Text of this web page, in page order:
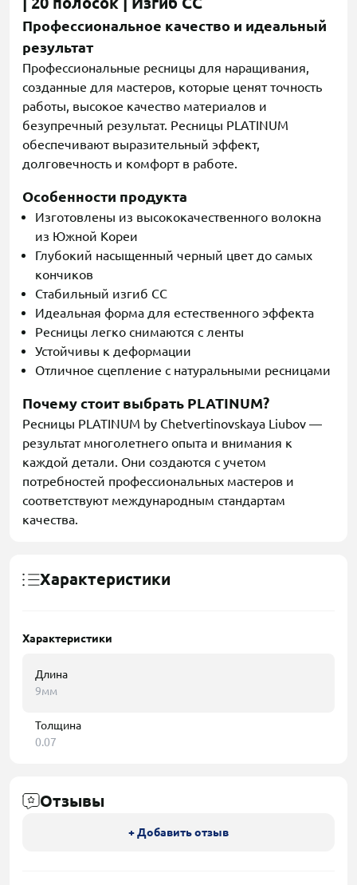
Профессиональное качество и идеальный
результат
Профессиональные ресницы для наращивания,
созданные для мастеров, которые ценят точность
работы, высокое качество материалов и
безупречный результат. Ресницы PLATINUM
обеспечивают выразительный эффект,
долговечность и комфорт в работе.
Особенности продукта
Изготовлены из высококачественного волокна
из Южной Кореи
Глубокий насыщенный черный цвет до самых
кончиков
Стабильный изгиб CC
Идеальная форма для естественного эффекта
Ресницы легко снимаются с ленты
Устойчивы к деформации
Отличное сцепление с натуральными ресницами
Почему стоит выбрать PLATINUM?
Ресницы PLATINUM by Chetvertinovskaya Liubov —
результат многолетнего опыта и внимания к
каждой детали. Они создаются с учетом
потребностей профессиональных мастеров и
соответствуют международным стандартам
качества.
Характеристики
Характеристики
Длина
9мм
Толщина
0.07
Отзывы
+ Добавить отзыв